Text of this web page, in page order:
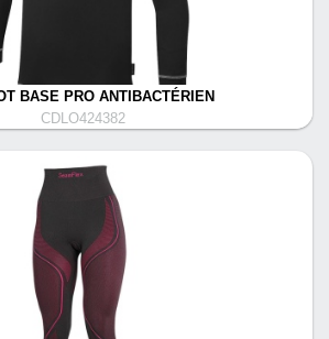
BASE PRO ANTIBACTÉRIEN
CDLO424382